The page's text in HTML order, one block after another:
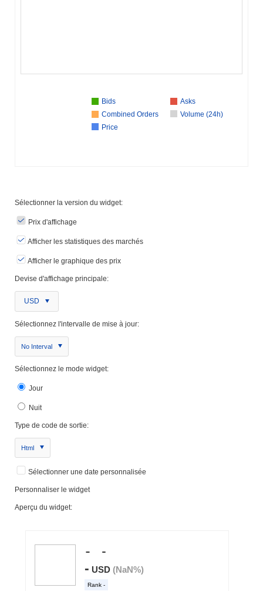
Bids
Asks
Combined Orders
Volume (24h)
Price
Sélectionner la version du widget:
Prix ​​d'affichage
Afficher les statistiques des marchés
Afficher le graphique des prix
Devise d'affichage principale:
USD
Sélectionnez l'intervalle de mise à jour:
No Interval
Sélectionnez le mode widget:
Jour
Nuit
Type de code de sortie:
Html
Sélectionner une date personnalisée
Personnaliser le widget
Aperçu du widget: